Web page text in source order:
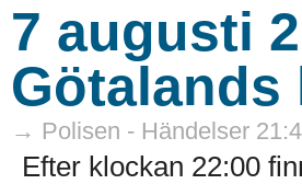
7 augusti
Götalands
→ Polisen - Händelser
Efter klockan 22:00